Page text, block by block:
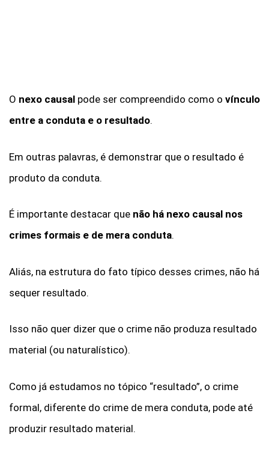
O nexo causal pode ser compreendido como o vínculo
entre a conduta e o resultado.
Em outras palavras, é demonstrar que o resultado é
produto da conduta.
É importante destacar que não há nexo causal nos
crimes formais e de mera conduta.
Aliás, na estrutura do fato típico desses crimes, não há
sequer resultado.
Isso não quer dizer que o crime não produza resultado
material (ou naturalístico).
Como já estudamos no tópico “resultado”, o crime
formal, diferente do crime de mera conduta, pode até
produzir resultado material.